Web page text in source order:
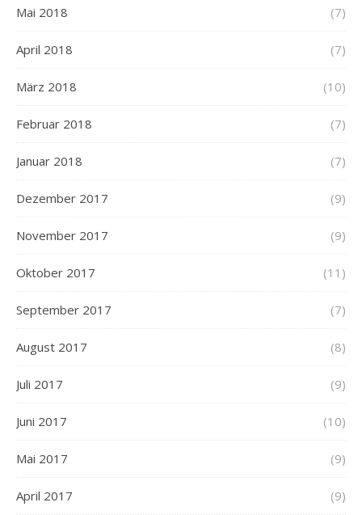
Mai 2018 (7)
April 2018 (7)
März 2018 (10)
Februar 2018 (7)
Januar 2018 (7)
Dezember 2017 (9)
November 2017 (9)
Oktober 2017 (11)
September 2017 (7)
August 2017 (8)
Juli 2017 (9)
Juni 2017 (10)
Mai 2017 (9)
April 2017 (9)